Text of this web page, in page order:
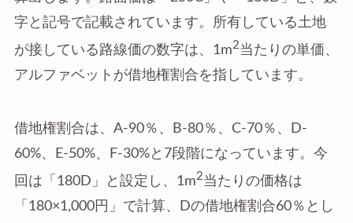
字と記号で記載されています。所有している土地
が接している路線価の数字は、1m2当たりの単価、
アルファベットが借地権割合を指しています。
借地権割合は、A-90％、B-80％、C-70％、D-
60%、E-50%、F-30%と7段階になっています。今
回は「180D」と設定し、1m2当たりの価格は
「180×1,000円」で計算、Dの借地権割合60％とし